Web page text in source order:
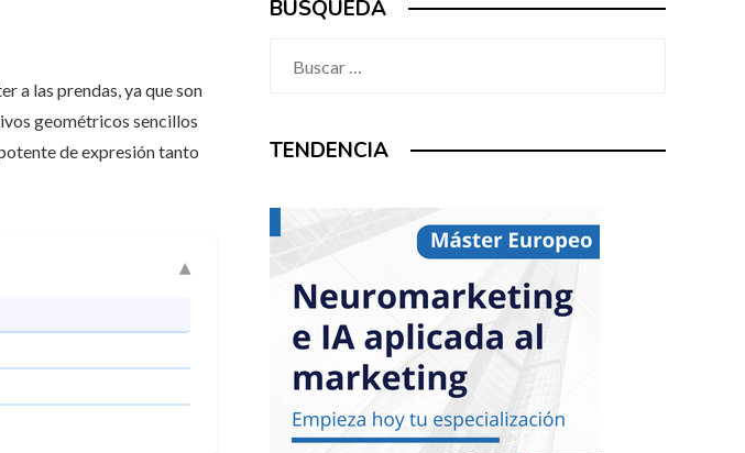
a las prendas, ya que son
geométricos sencillos
de expresión tanto
BÚSQUEDA
TENDENCIA